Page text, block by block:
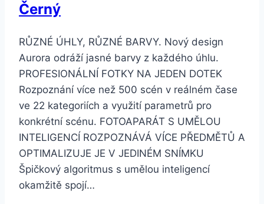
Černý
RŮZNÉ ÚHLY, RŮZNÉ BARVY. Nový design
Aurora odráží jasné barvy z každého úhlu.
PROFESIONÁLNÍ FOTKY NA JEDEN DOTEK
Rozpoznání více než 500 scén v reálném čase
ve 22 kategoriích a využití parametrů pro
konkrétní scénu. FOTOAPARÁT S UMĚLOU
INTELIGENCÍ ROZPOZNÁVÁ VÍCE PŘEDMĚTŮ A
OPTIMALIZUJE JE V JEDINÉM SNÍMKU
Špičkový algoritmus s umělou inteligencí
okamžitě spojí…